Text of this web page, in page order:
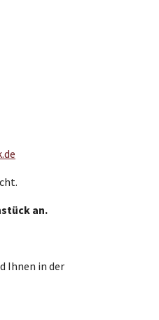
an.
Ihnen in der